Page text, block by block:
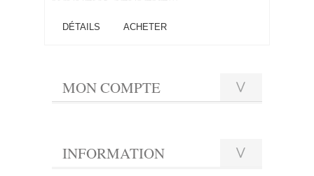
DÉTAILS ACHETER
MON COMPTE
INFORMATION